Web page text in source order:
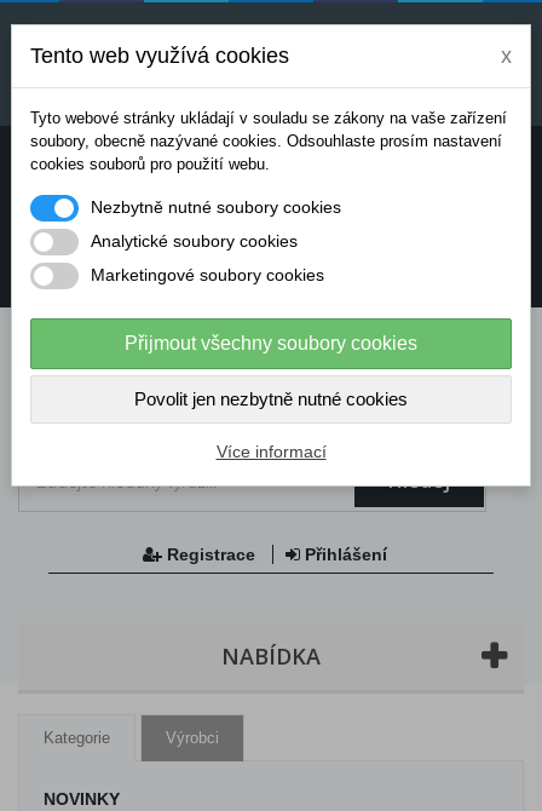
Uvedené ceny jsou orientační a mohou se měnit v
závislosti na aktuálních cenách výrobců a
dodavatelů. Pro přesnou cenovou nabídku prosím
Potřebujete poradit? Chcete objednávat telefonicky:
info@dataflex-security.com
Hledej
Registrace Přihlášení
NABÍDKA
Kategorie Výrobci
NOVINKY
Tento web využívá cookies x
Tyto webové stránky ukládají v souladu se zákony na vaše zařízení
soubory, obecně nazývané cookies. Odsouhlaste prosím nastavení
cookies souborů pro použití webu.
Nezbytně nutné soubory cookies
Analytické soubory cookies
Marketingové soubory cookies
Přijmout všechny soubory cookies
Povolit jen nezbytně nutné cookies
Více informací